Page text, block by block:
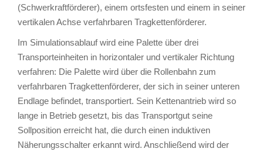
(Schwerkraftförderer), einem ortsfesten und einem in seiner
vertikalen Achse verfahrbaren Tragkettenförderer.
Im Simulationsablauf wird eine Palette über drei
Transporteinheiten in horizontaler und vertikaler Richtung
verfahren: Die Palette wird über die Rollenbahn zum
verfahrbaren Tragkettenförderer, der sich in seiner unteren
Endlage befindet, transportiert. Sein Kettenantrieb wird so
lange in Betrieb gesetzt, bis das Transportgut seine
Sollposition erreicht hat, die durch einen induktiven
Näherungsschalter erkannt wird. Anschließend wird der